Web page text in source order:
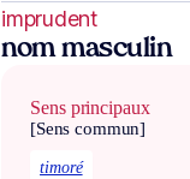
imprudent
nom masculin
Sens principaux
[Sens commun]
timoré